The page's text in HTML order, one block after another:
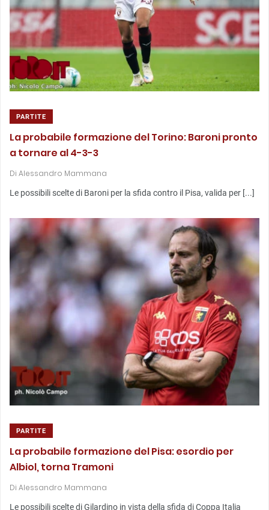
PARTITE
La probabile formazione del Torino: Baroni pronto
a tornare al 4-3-3
Di Alessandro Mammana
Le possibili scelte di Baroni per la sfida contro il Pisa, valida per [...]
PARTITE
La probabile formazione del Pisa: esordio per
Albiol, torna Tramoni
Di Alessandro Mammana
Le possibili scelte di Gilardino in vista della sfida di Coppa Italia